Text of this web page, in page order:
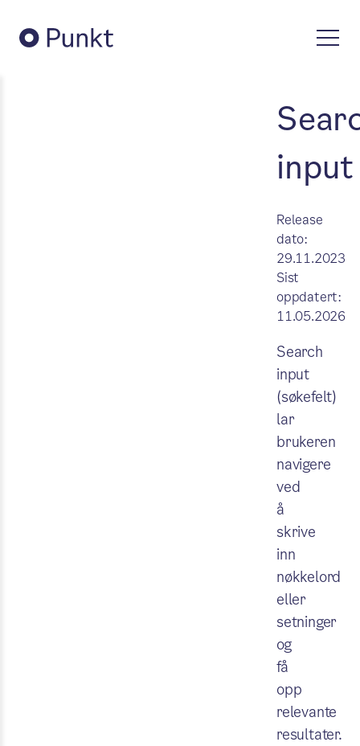
input
Release
dato:
29.11.2023
Sist
oppdatert:
11.05.2026
Search
input
(søkefelt)
lar
brukeren
navigere
ved
å
skrive
inn
nøkkelord
eller
setninger
og
få
opp
relevante
resultater.